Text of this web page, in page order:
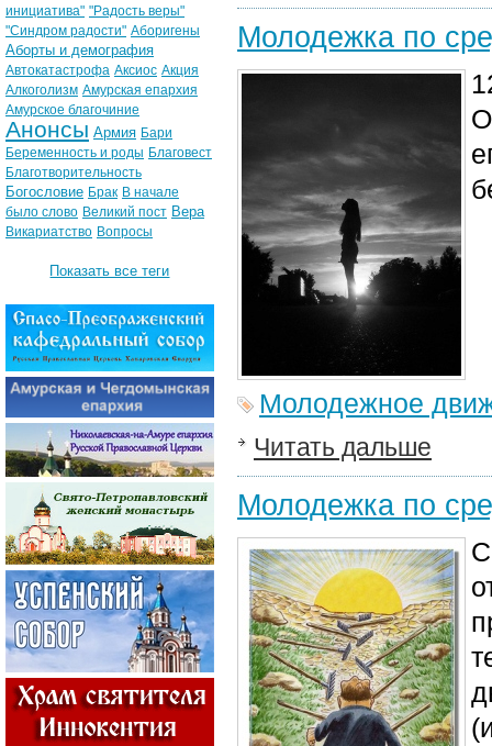
Молодежка по
Молодежное
Читать дальше
Молодежка по
инициатива" "Радость веры"
"Синдром радости" Аборигены
Аборты и демография
Автокатастрофа Аксиос Акция
Алкоголизм Амурская епархия
Амурское благочиние
Анонсы Армия Бари
Беременность и роды Благовест
Благотворительность
Богословие Брак В начале
было слово Великий пост Вера
Викариатство Вопросы
Показать все теги